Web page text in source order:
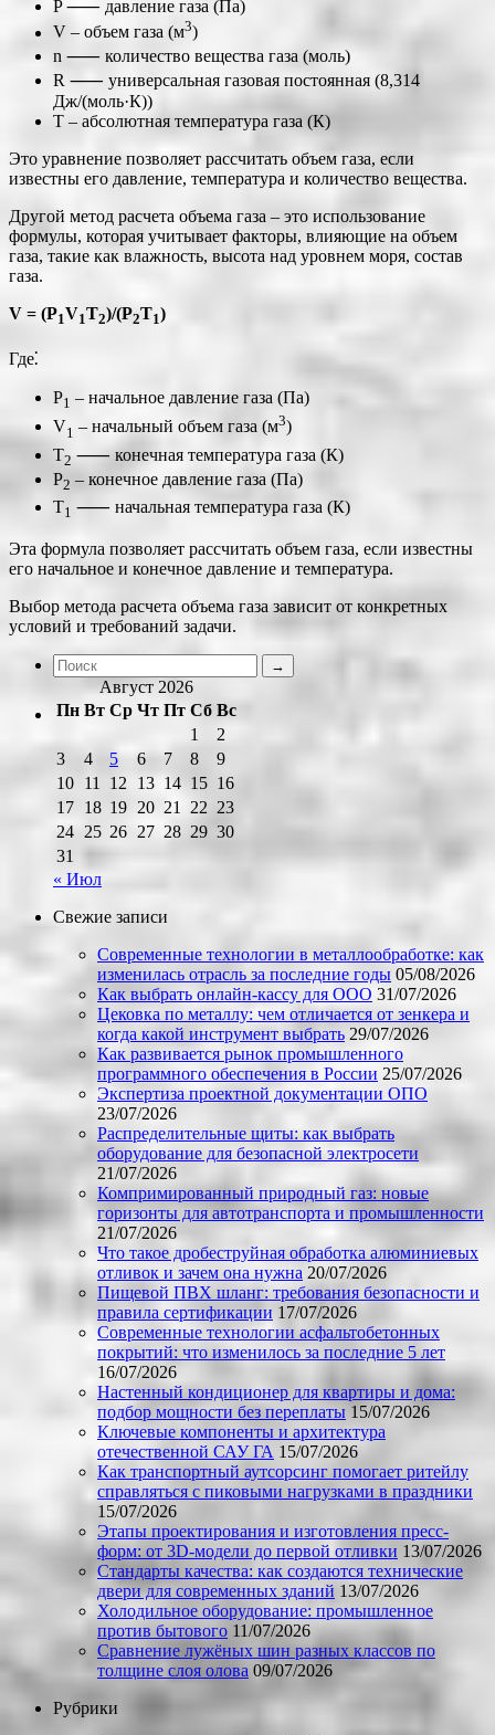
P ⸺ давление газа (Па)
V ‒ объем газа (м3)
n ⸺ количество вещества газа (моль)
R ⸺ универсальная газовая постоянная (8,314
Дж/(моль·К))
T ‒ абсолютная температура газа (К)
Это уравнение позволяет рассчитать объем газа, если
известны его давление, температура и количество вещества.
Другой метод расчета объема газа ‒ это использование
формулы, которая учитывает факторы, влияющие на объем
газа, такие как влажность, высота над уровнем моря, состав
газа.
V = (P1V1T2)/(P2T1)
Где⁚
P1 ‒ начальное давление газа (Па)
V1 ‒ начальный объем газа (м3)
T2 ⸺ конечная температура газа (К)
P2 ‒ конечное давление газа (Па)
T1 ⸺ начальная температура газа (К)
Эта формула позволяет рассчитать объем газа, если известны
его начальное и конечное давление и температура.
Выбор метода расчета объема газа зависит от конкретных
условий и требований задачи.
Август 2026
Пн Вт Ср Чт Пт Сб Вс
1
2
3
4 5 6 7 8
9
10 11 12 13 14 15 16
17 18 19 20 21 22 23
24 25 26 27 28 29 30
31
« Июл
Свежие записи
Современные технологии в металлообработке: как
изменилась отрасль за последние годы 05/08/2026
Как выбрать онлайн-кассу для ООО 31/07/2026
Цековка по металлу: чем отличается от зенкера и
когда какой инструмент выбрать 29/07/2026
Как развивается рынок промышленного
программного обеспечения в России 25/07/2026
Экспертиза проектной документации ОПО
23/07/2026
Распределительные щиты: как выбрать
оборудование для безопасной электросети
21/07/2026
Компримированный природный газ: новые
горизонты для автотранспорта и промышленности
21/07/2026
Что такое дробеструйная обработка алюминиевых
отливок и зачем она нужна 20/07/2026
Пищевой ПВХ шланг: требования безопасности и
правила сертификации 17/07/2026
Современные технологии асфальтобетонных
покрытий: что изменилось за последние 5 лет
16/07/2026
Настенный кондиционер для квартиры и дома:
подбор мощности без переплаты 15/07/2026
Ключевые компоненты и архитектура
отечественной САУ ГА 15/07/2026
Как транспортный аутсорсинг помогает ритейлу
справляться с пиковыми нагрузками в праздники
15/07/2026
Этапы проектирования и изготовления пресс-
форм: от 3D-модели до первой отливки 13/07/2026
Стандарты качества: как создаются технические
двери для современных зданий 13/07/2026
Холодильное оборудование: промышленное
против бытового 11/07/2026
Сравнение лужёных шин разных классов по
толщине слоя олова 09/07/2026
Рубрики